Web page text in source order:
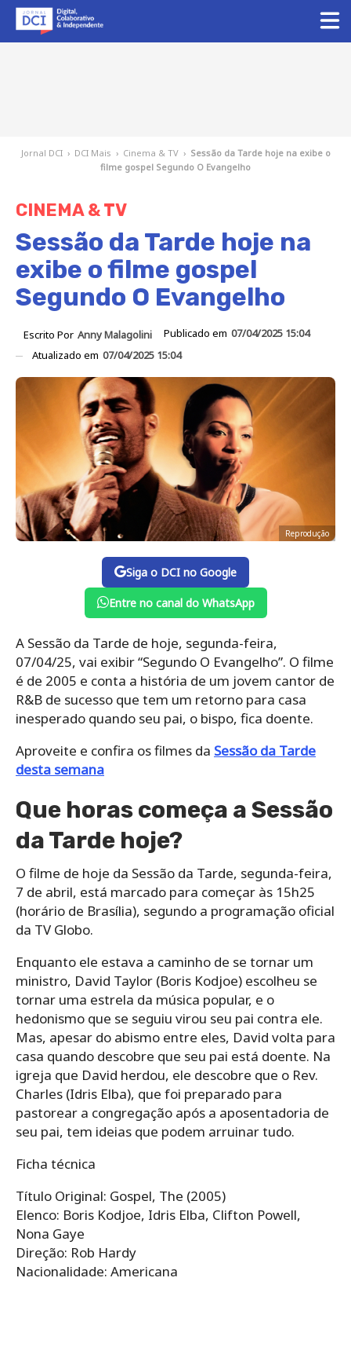
Jornal DCI › DCI Mais › Cinema & TV › Sessão da Tarde hoje na exibe o
filme gospel Segundo O Evangelho
CINEMA & TV
Sessão da Tarde hoje na
exibe o filme gospel
Segundo O Evangelho
Escrito Por Anny Malagolini Publicado em 07/04/2025 15:04
Atualizado em 07/04/2025 15:04
Reprodução
Siga o DCI no Google
Entre no canal do WhatsApp
A Sessão da Tarde de hoje, segunda-feira,
07/04/25, vai exibir “Segundo O Evangelho”. O filme
é de 2005 e conta a história de um jovem cantor de
R&B de sucesso que tem um retorno para casa
inesperado quando seu pai, o bispo, fica doente.
Aproveite e confira os filmes da Sessão da Tarde
desta semana
Que horas começa a Sessão
da Tarde hoje?
O filme de hoje da Sessão da Tarde, segunda-feira,
7 de abril, está marcado para começar às 15h25
(horário de Brasília), segundo a programação oficial
da TV Globo.
Enquanto ele estava a caminho de se tornar um
ministro, David Taylor (Boris Kodjoe) escolheu se
tornar uma estrela da música popular, e o
hedonismo que se seguiu virou seu pai contra ele.
Mas, apesar do abismo entre eles, David volta para
casa quando descobre que seu pai está doente. Na
igreja que David herdou, ele descobre que o Rev.
Charles (Idris Elba), que foi preparado para
pastorear a congregação após a aposentadoria de
seu pai, tem ideias que podem arruinar tudo.
Ficha técnica
Título Original: Gospel, The (2005)
Elenco: Boris Kodjoe, Idris Elba, Clifton Powell,
Nona Gaye
Direção: Rob Hardy
Nacionalidade: Americana